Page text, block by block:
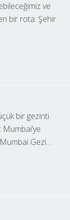
ve
bir rota. Şehir
bir gezinti
Gezi…